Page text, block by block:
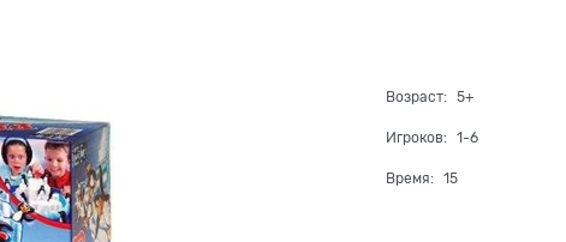
Возраст: 5+
Игроков: 1-6
Время: 15